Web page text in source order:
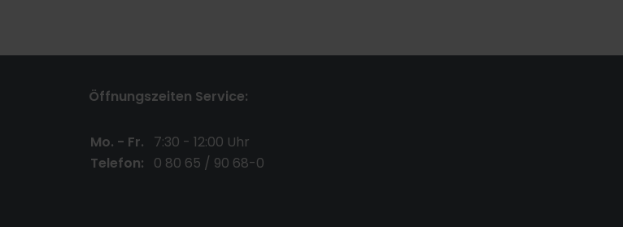
Öffnungszeiten Service:
Mo. - Fr.
7:30 - 12:00 Uhr
Telefon:
0 80 65 / 90 68-0